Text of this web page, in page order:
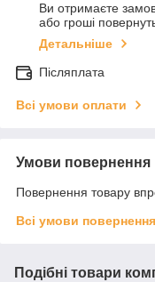
Ви отримаєте
або гроші
Детальніше
Післяплата
Всі умови оплати
Умови повернення
Повернення товару
Всі умови повернення
Подібні товари